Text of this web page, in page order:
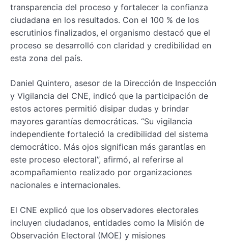
transparencia del proceso y fortalecer la confianza
ciudadana en los resultados. Con el 100 % de los
escrutinios finalizados, el organismo destacó que el
proceso se desarrolló con claridad y credibilidad en
esta zona del país.
Daniel Quintero, asesor de la Dirección de Inspección
y Vigilancia del CNE, indicó que la participación de
estos actores permitió disipar dudas y brindar
mayores garantías democráticas. “Su vigilancia
independiente fortaleció la credibilidad del sistema
democrático. Más ojos significan más garantías en
este proceso electoral”, afirmó, al referirse al
acompañamiento realizado por organizaciones
nacionales e internacionales.
El CNE explicó que los observadores electorales
incluyen ciudadanos, entidades como la Misión de
Observación Electoral (MOE) y misiones